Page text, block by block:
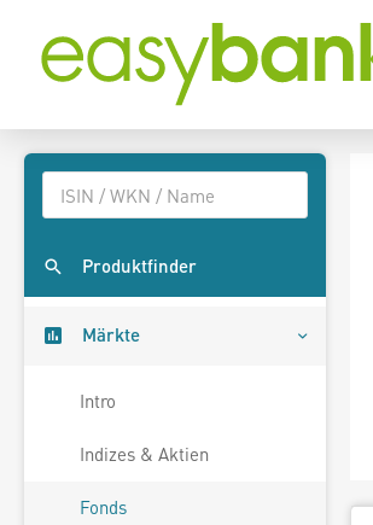
Produktfinder
Märkte
Intro
Indizes & Aktien
Fonds